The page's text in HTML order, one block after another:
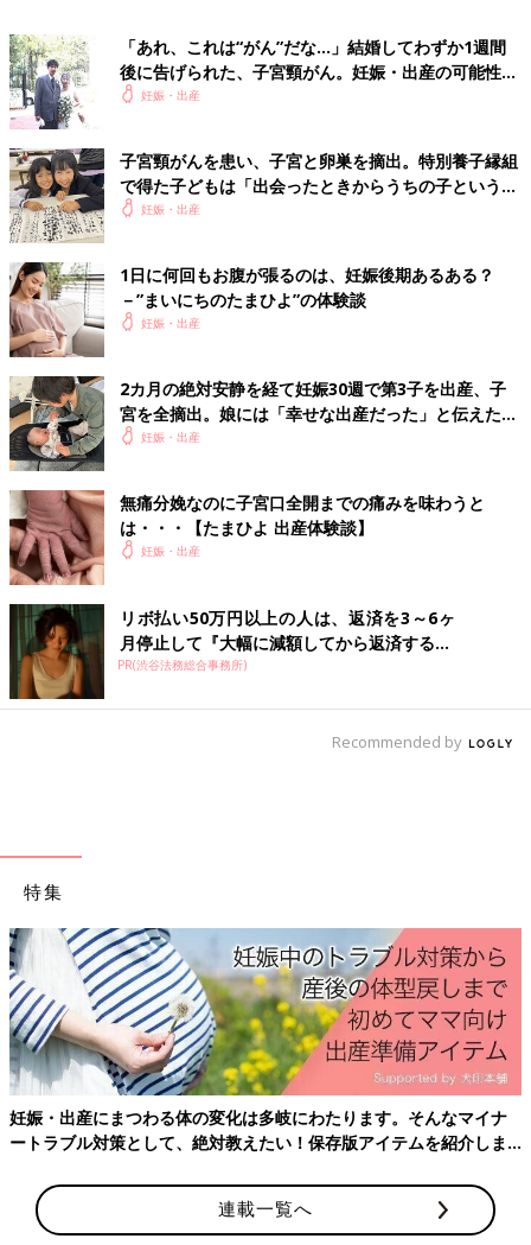
inarik/gettyimages
「やっと35週まで来ました。外出できないから毎日家で引きこも
り。以前のストレス発散法は運動だったから、今はストレスの発
散方法がわかりません。暇すぎて時間の使い方がわからず、精神
的にきついなー」
「妊娠６カ月で子宮頸管無力症と判明。NICUのある大学病院に
緊急搬送されました。臨月までの３カ月以上、寝たきりで２４時
り、本当につらかったです」
「20週で突然、子宮頸管無力症と診断されました。そのときの子
宮頸管の長さは１cm。自覚症状もなかったので、ただただ驚く
（文／たまごクラブ編集部）
監修／笠井靖代先生
関連：切迫早産が増えています！原因と予防法を産婦人科医に聞
きました
■文中のコメントは口コミサイト『ウィメンズパーク』の投稿を
再編集したものです。
「あれ、これは“がん”だな…」結婚してわずか1週間
後に告げられた、子宮頸がん。妊娠・出産の可能性が
閉ざされ、後遺症と戦う日々の中…【体験談】
妊娠・出産
子宮頸がんを患い、子宮と卵巣を摘出。特別養子縁組
で得た子どもは「出会ったときからうちの子という感
じがした」【体験談】
妊娠・出産
1日に何回もお腹が張るのは、妊娠後期あるある？
－”まいにちのたまひよ”の体験談
妊娠・出産
2カ月の絶対安静を経て妊娠30週で第3子を出産、子
宮を全摘出。娘には「幸せな出産だった」と伝えたい
【極低出生体重児】
妊娠・出産
無痛分娩なのに子宮口全開までの痛みを味わうと
は・・・【たまひよ 出産体験談】
妊娠・出産
リボ払い50万円以上の人は、返済を3～6ヶ
月停止して『大幅に減額してから返済する...
PR(渋谷法務総合事務所)
Recommended by
特集
妊娠・出産にまつわる体の変化は多岐にわたります。そんなマイナ
ートラブル対策として、絶対教えたい！保存版アイテムを紹介しま
連載一覧へ